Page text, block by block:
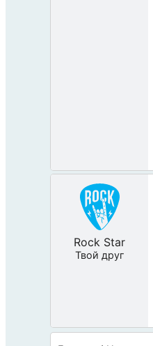
Rock Star
Твой друг